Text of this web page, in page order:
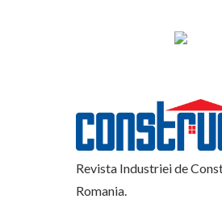
Revista Industriei de
Romania.